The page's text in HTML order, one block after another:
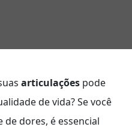
articulações pode
de vida? Se você
dores, é essencial